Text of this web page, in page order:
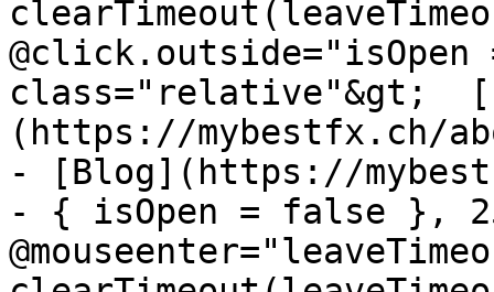
class="relative"&gt;  [
(https://mybestfx.ch/
- [Blog](https://
- { isOpen = false },